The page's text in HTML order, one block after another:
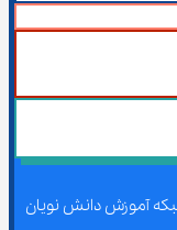
آموزش دانش نویان